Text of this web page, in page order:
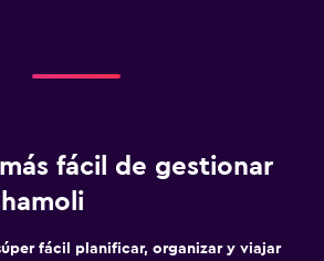
fácil de gestionar
fácil planificar, organizar y viajar